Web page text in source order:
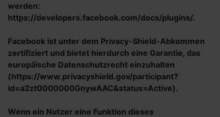
werden:
https://developers.facebook.com/docs/plugins/.
Facebook ist unter dem Privacy-Shield-Abkommen
zertifiziert und bietet hierdurch eine Garantie, das
europäische Datenschutzrecht einzuhalten
(https://www.privacyshield.gov/participant?
id=a2zt0000000GnywAAC&status=Active).
Wenn ein Nutzer eine Funktion dieses